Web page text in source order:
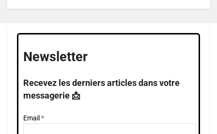
Newsletter
Recevez les derniers articles dans votre
messagerie 📩
Email